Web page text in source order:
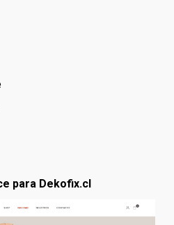
para Dekofix.cl